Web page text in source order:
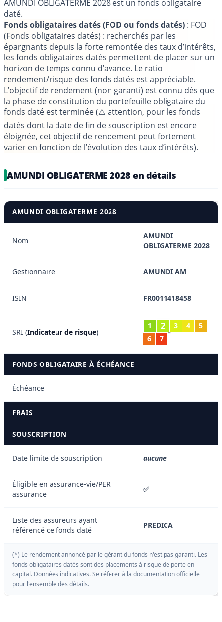
AMUNDI OBLIGATERME 2028 est un fonds obligataire
daté.
Fonds obligataires datés (FOD ou fonds datés) : FOD
(Fonds obligataires datés) : recherchés par les
épargnants depuis la forte remontée des taux d’intérêts,
les fonds obligataires datés permettent de placer sur un
horizon de temps connu d’avance. Le ratio
rendement/risque des fonds datés est appréciable.
L’objectif de rendement (non garanti) est connu dès que
la phase de constitution du portefeuille obligataire du
fonds daté est terminée (⚠️ attention, pour les fonds
datés dont la date de fin de souscription est encore
éloignée, cet objectif de rendement peut fortement
varier en fonction de l’évolution des taux d’intérêts).
AMUNDI OBLIGATERME 2028 en détails
AMUNDI OBLIGATERME 2028
Nom
AMUNDI
OBLIGATERME 2028
Gestionnaire AMUNDI AM
ISIN FR0011418458
SRI (Indicateur de risque)
1 2 3 4
5
6
7
FONDS OBLIGATAIRE À ÉCHÉANCE
Échéance
FRAIS
SOUSCRIPTION
Date limite de souscription aucune
Éligible en assurance-vie/PER
assurance
✅
Liste des assureurs ayant
référencé ce fonds daté
PREDICA
(*) Le rendement annoncé par le gérant du fonds n'est pas garanti. Les
fonds obligataires datés sont des placements à risque de perte en
capital. Données indicatives. Se réferer à la documentation officielle
pour l'ensemble des détails.